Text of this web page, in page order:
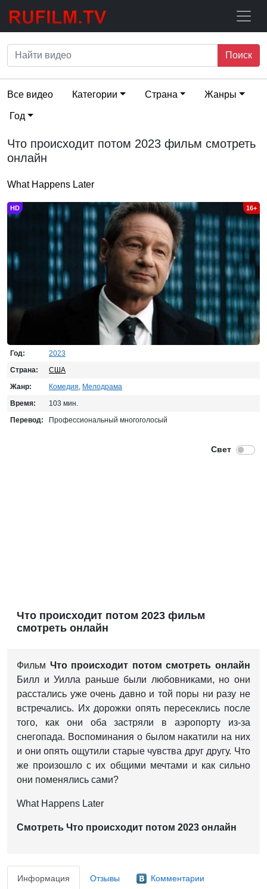
Поиск
Все видео Категории Страна Жанры
Год
Что происходит потом 2023 фильм смотреть
онлайн
What Happens Later
HD 16+
Год:
2023
Страна:
США
Жанр:
Комедия Мелодрама
Время:
103 мин.
Перевод:
Профессиональный многоголосый
Что происходит потом 2023 фильм
смотреть онлайн
Фильм Что происходит потом смотреть онлайн
Билл и Уилла раньше были любовниками, но они
расстались уже очень давно и той поры ни разу не
встречались. Их дорожки опять пересеклись после
того, как они оба застряли в аэропорту из-за
снегопада. Воспоминания о былом накатили на них
и они опять ощутили старые чувства друг другу. Что
же произошло с их общими мечтами и как сильно
они поменялись сами?
What Happens Later
Смотреть Что происходит потом 2023 онлайн
Информация Отзывы Комментарии